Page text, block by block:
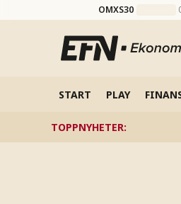
OMXS30
START PLAY
TOPPNYHETER: